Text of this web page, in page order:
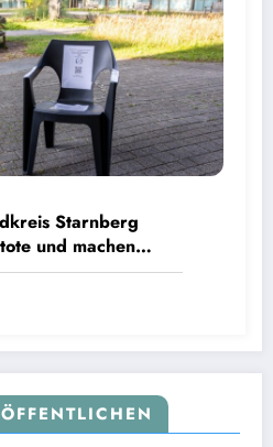
an Drogentote und machen Hilfsangebote
Starnberg
und machen